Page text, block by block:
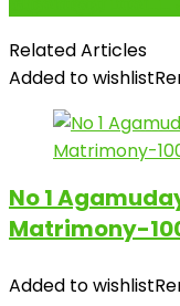
Related Articles
Added to wishlist
No 1
Matrimony-
Added to wishlist